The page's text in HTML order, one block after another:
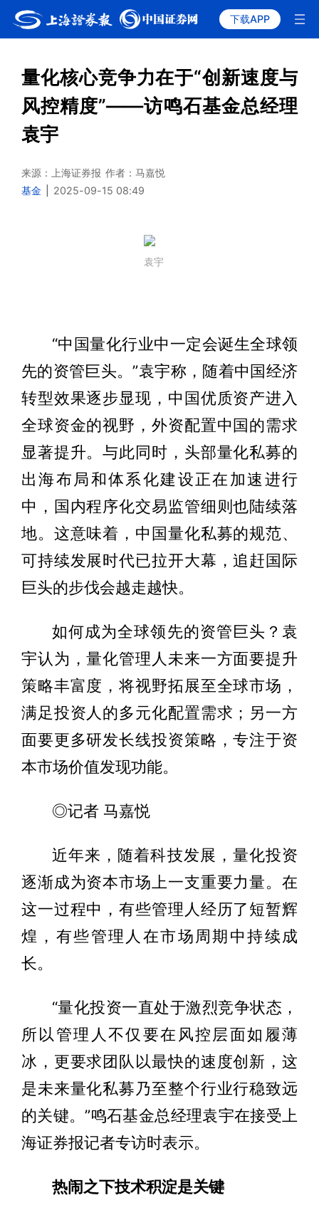
下载APP
量化核心竞争力在于“创新速度与
风控精度”——访鸣石基金总经理
袁宇
来源：上海证券报 作者：马嘉悦
基金
2025-09-15 08:49
袁宇
“中国量化行业中一定会诞生全球领
先的资管巨头。”袁宇称，随着中国经济
转型效果逐步显现，中国优质资产进入
全球资金的视野，外资配置中国的需求
显著提升。与此同时，头部量化私募的
出海布局和体系化建设正在加速进行
中，国内程序化交易监管细则也陆续落
地。这意味着，中国量化私募的规范、
可持续发展时代已拉开大幕，追赶国际
巨头的步伐会越走越快。
如何成为全球领先的资管巨头？袁
宇认为，量化管理人未来一方面要提升
策略丰富度，将视野拓展至全球市场，
满足投资人的多元化配置需求；另一方
面要更多研发长线投资策略，专注于资
本市场价值发现功能。
◎记者 马嘉悦
近年来，随着科技发展，量化投资
逐渐成为资本市场上一支重要力量。在
这一过程中，有些管理人经历了短暂辉
煌，有些管理人在市场周期中持续成
长。
“量化投资一直处于激烈竞争状态，
所以管理人不仅要在风控层面如履薄
冰，更要求团队以最快的速度创新，这
是未来量化私募乃至整个行业行稳致远
的关键。”鸣石基金总经理袁宇在接受上
海证券报记者专访时表示。
热闹之下技术积淀是关键